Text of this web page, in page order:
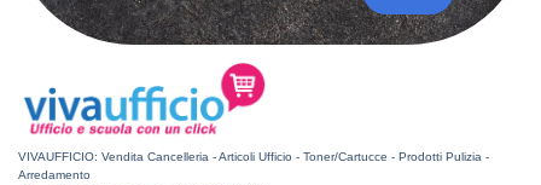
VIVAUFFICIO: Vendita Cancelleria - Articoli Ufficio - Toner/Cartucce - Prodotti Pulizia -
Arredamento